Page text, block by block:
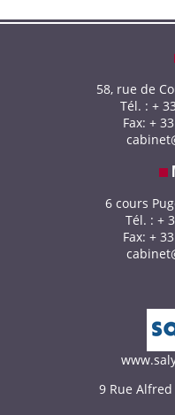
58, rue de
Tél. : +
Fax: +
6 cours
Tél. : +
Fax: +
9 Rue